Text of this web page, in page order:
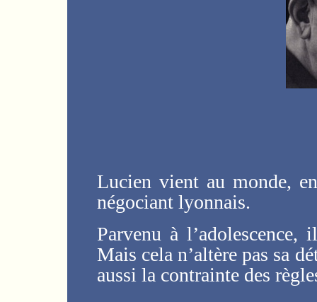
Lucien vient au monde,
négociant lyonnais.
Parvenu à l’adolescence,
Mais cela n’altère pas sa
aussi la contrainte des